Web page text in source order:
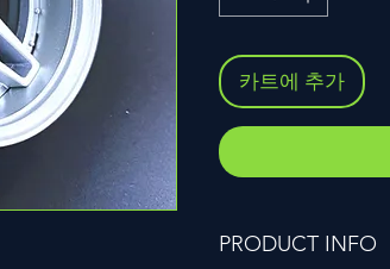
카트에 추가
PRODUCT INFO